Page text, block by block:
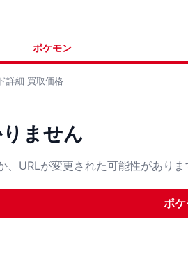
ポケモン
詳細 買取価格
ません
URLが変更された可能性がありま
ポ